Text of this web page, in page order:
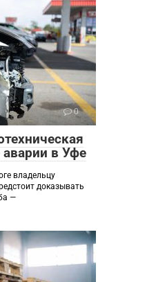
0
аварии в Уфе
владельцу
доказывать
—